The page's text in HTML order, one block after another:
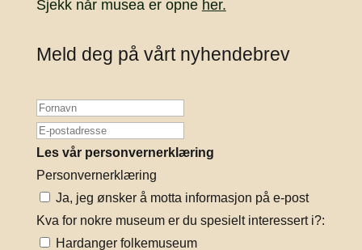
Sjekk når musea er opne her.
Meld deg på vårt nyhendebrev
Les vår personvernerklæring
Personvernerklæring
Ja, jeg ønsker å motta informasjon på e-post
Kva for nokre museum er du spesielt interessert i?:
Hardanger folkemuseum